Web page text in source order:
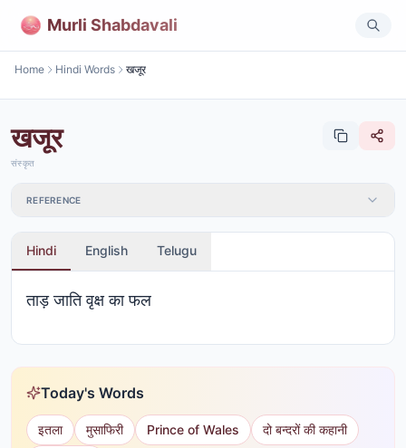
Murli Shabdavali
Home Hindi Words खजूर
खजूर
संस्कृत
REFERENCE
Hindi English Telugu
ताड़ जाति वृक्ष का फल
Today's Words
इतला मुसाफिरी Prince of Wales
दो बन्दरों की कहानी